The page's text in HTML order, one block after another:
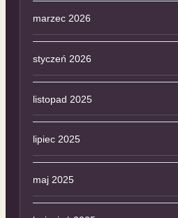
marzec 2026
styczeń 2026
listopad 2025
lipiec 2025
maj 2025